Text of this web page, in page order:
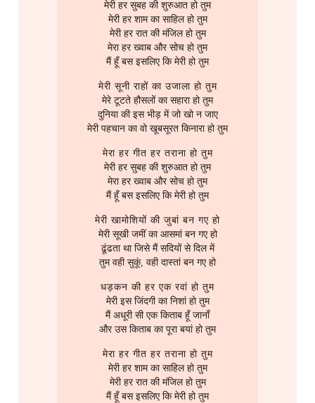
मेरी हर सुबह की शुरुआत हो तुम
मेरी हर शाम का साहिल हो तुम
मेरी हर रात की मंजिल हो तुम
मेरा हर ख्वाब और सोच हो तुम
मैं हूँ बस इसलिए कि मेरी हो तुम
मेरी सूनी राहों का उजाला हो तुम
मेरे टूटते हौसलों का सहारा हो तुम
दुनिया की इस भीड़ में जो खो न जाए
मेरी पहचान का वो खूबसूरत किनारा हो तुम
मेरा हर गीत हर तराना हो तुम
मेरी हर सुबह की शुरुआत हो तुम
मेरा हर ख्वाब और सोच हो तुम
मैं हूँ बस इसलिए कि मेरी हो तुम
मेरी खामोशियों की जुबां बन गए हो
मेरी सूखी जमीं का आसमां बन गए हो
ढूंढता था जिसे मैं सदियों से दिल में
तुम वही सुकूं, वही दास्तां बन गए हो
धड़कन की हर एक रवां हो तुम
मेरी इस जिंदगी का निशां हो तुम
मैं अधूरी सी एक किताब हूँ जानाँ
और उस किताब का पूरा बयां हो तुम
मेरा हर गीत हर तराना हो तुम
मेरी हर शाम का साहिल हो तुम
मेरी हर रात की मंजिल हो तुम
मैं हूँ बस इसलिए कि मेरी हो तुम